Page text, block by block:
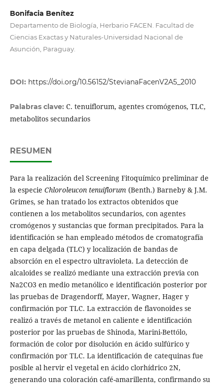
Bonifacia Benítez
Departamento de Biología, Herbario FACEN. Facultad de
Ciencias Exactas y Naturales-Universidad Nacional de
Asunción, Paraguay.
DOI: https://doi.org/10.56152/StevianaFacenV2A5_2010
Palabras clave: C. tenuiflorum, agentes cromógenos, TLC,
metabolitos secundarios
RESUMEN
Para la realización del Screening Fitoquímico preliminar de
la especie Chloroleucon tenuiflorum (Benth.) Barneby & J.M.
Grimes, se han tratado los extractos obtenidos que
contienen a los metabolitos secundarios, con agentes
cromógenos y sustancias que forman precipitados. Para la
identificación se han empleado métodos de cromatografía
en capa delgada (TLC) y localización de bandas de
absorción en el espectro ultravioleta. La detección de
alcaloides se realizó mediante una extracción previa con
Na2CO3 en medio metanólico e identificación posterior por
las pruebas de Dragendorff, Mayer, Wagner, Hager y
confirmación por TLC. La extracción de flavonoides se
realizó a través de metanol en caliente e identificación
posterior por las pruebas de Shinoda, Marini-Bettólo,
formación de color por disolución en ácido sulfúrico y
confirmación por TLC. La identificación de catequinas fue
posible al hervir el vegetal en ácido clorhídrico 2N,
generando una coloración café-amarillenta, confirmando su